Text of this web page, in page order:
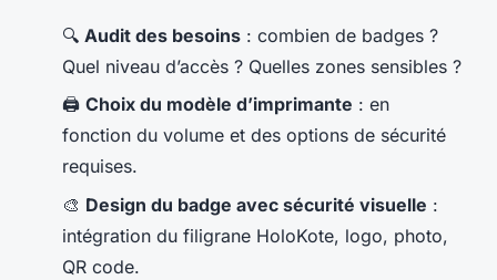
🔍 Audit des besoins : combien de badges ?
Quel niveau d’accès ? Quelles zones sensibles ?
🖨️ Choix du modèle d’imprimante : en
fonction du volume et des options de sécurité
requises.
🎨 Design du badge avec sécurité visuelle :
intégration du filigrane HoloKote, logo, photo,
QR code.